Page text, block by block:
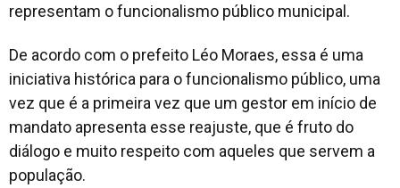
representam o funcionalismo público municipal.
De acordo com o prefeito Léo Moraes, essa é uma
iniciativa histórica para o funcionalismo público, uma
vez que é a primeira vez que um gestor em início de
mandato apresenta esse reajuste, que é fruto do
diálogo e muito respeito com aqueles que servem a
população.